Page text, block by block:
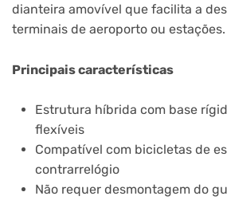
dianteira amovível que facilita a
terminais de aeroporto ou estações.
Principais características
Estrutura híbrida com base
flexíveis
Compatível com bicicletas de
contrarrelógio
Não requer desmontagem do